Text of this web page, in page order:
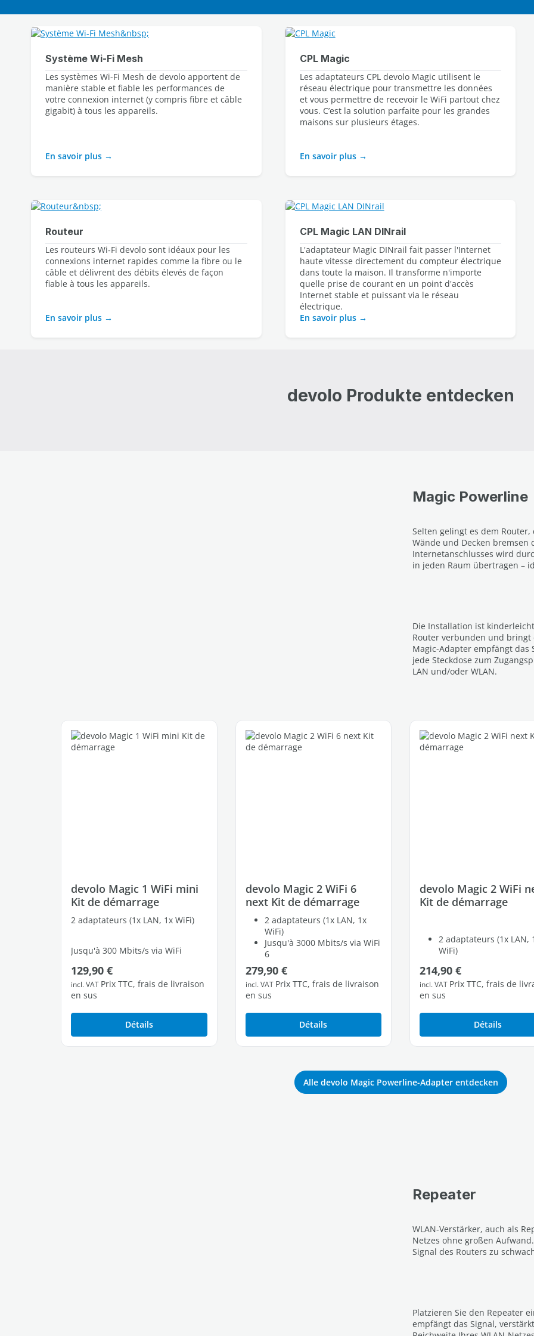
Système Wi-Fi Mesh
Les systèmes Wi-Fi Mesh de devolo apportent de
manière stable et fiable les performances de
votre connexion internet (y compris fibre et câble
gigabit) à tous les appareils.
En savoir plus
CPL Magic
Les adaptateurs CPL devolo Magic utilisent le
réseau électrique pour transmettre les données
et vous permettre de recevoir le WiFi partout chez
vous. C’est la solution parfaite pour les grandes
maisons sur plusieurs étages.
En savoir plus
Routeur
Les routeurs Wi‑Fi devolo sont idéaux pour les
connexions internet rapides comme la fibre ou le
câble et délivrent des débits élevés de façon
fiable à tous les appareils.
En savoir plus
CPL Magic LAN DINrail
L'adaptateur Magic DINrail fait passer l'Internet
haute vitesse directement du compteur électrique
dans toute la maison. Il transforme n'importe
quelle prise de courant en un point d'accès
Internet stable et puissant via le réseau
électrique.
En savoir plus
devolo Produkte entdecken
Magic Powerline
Selten gelingt es dem Router,
Wände und Decken bremsen
Internetanschlusses wird
in jeden Raum übertragen –
Die Installation ist
Router verbunden und
Magic-Adapter empfängt das
jede Steckdose zum
LAN und/oder WLAN.
Ignorer la galerie de produits
devolo Magic 1 WiFi mini
Kit de démarrage
2 adaptateurs (1x LAN, 1x WiFi)
Jusqu'à 300 Mbits/s via WiFi
1 port Fast Ethernet libres
Prix régulier :
129,90 €
incl. VAT Prix TTC, frais de livraison
en sus
Détails
devolo Magic 2 WiFi 6
next Kit de démarrage
2 adaptateurs (1x LAN, 1x
WiFi)
Jusqu'à 3000 Mbits/s via WiFi
6
2 ports Ethernet Gigabit
libres
Prix régulier :
279,90 €
incl. VAT Prix TTC, frais de livraison
en sus
Détails
devolo Magic 2 WiFi
Kit de démarrage
2 adaptateurs (1x LAN,
WiFi)
2 ports Ethernet Gigabit
libres
Prix régulier :
214,90 €
incl. VAT Prix TTC, frais de
en sus
Détails
Alle devolo Magic Powerline-Adapter entdecken
Repeater
WLAN-Verstärker, auch als
Netzes ohne großen
Signal des Routers zu
Platzieren Sie den Repeater
empfängt das Signal,